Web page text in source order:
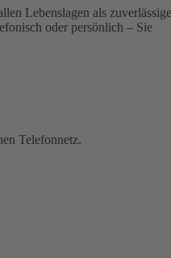
Lebenslagen als
oder persönlich – Sie
Telefonnetz.